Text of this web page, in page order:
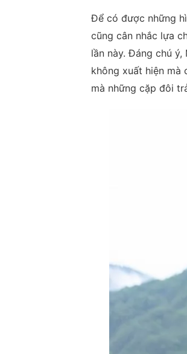
Để có được những
cũng cân nhắc lựa
lần này. Đáng chú
không xuất hiện mà
mà những cặp đôi